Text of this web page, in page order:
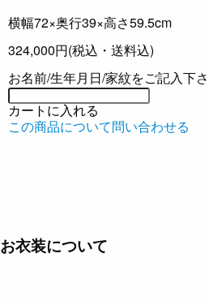
横幅72×奥行39×高さ59.5cm
324,000円(税込・送料込)
お名前/生年月日/家紋をご記入下
カートに入れる
この商品について問い合わせる
お衣装について